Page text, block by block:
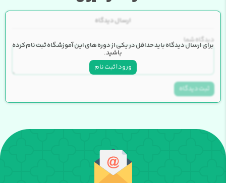
ارسال دیدگاه
دیدگاه شما
ثبت دیدگاه
برای ارسال دیدگاه باید حداقل در یکی از دوره های این آموزشگاه ثبت نام کرده
باشید.
ورود | ثبت نام